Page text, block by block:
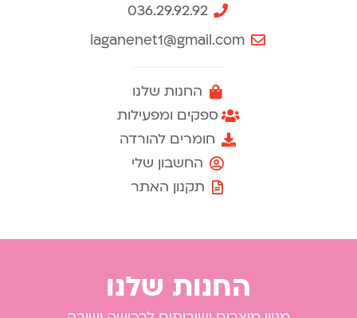
036.29.92.92
laganenet1@gmail.com
החנות שלנו
ספקים ומפעילות
חומרים להורדה
החשבון שלי
תקנון האתר
החנות שלנו